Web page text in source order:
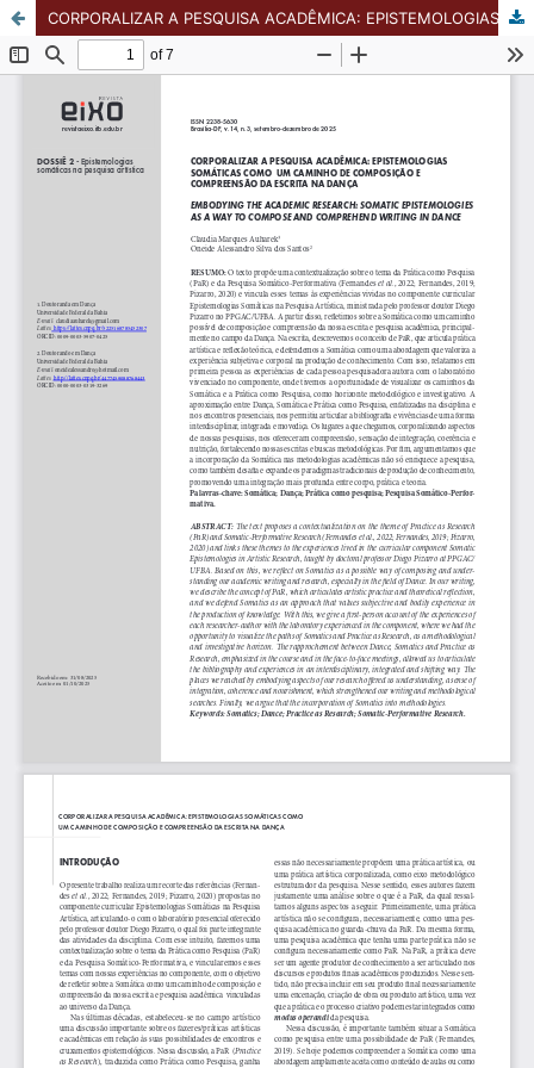
CORPORALIZAR A PESQUISA ACADÊMICA: EPISTEMOLOGIAS SOMÁTICAS COMO UM CAMINHO DE COMPOSIÇÃO E COMPREENSÃO DA ESCRITA NA DANÇA